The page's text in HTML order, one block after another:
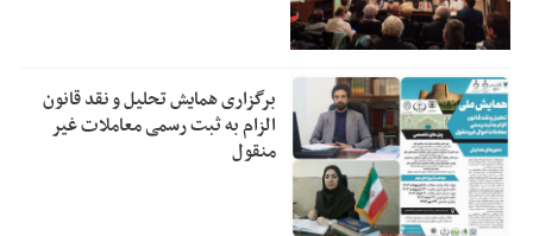
برگزاری همایش تحلیل و نقد قانون
الزام به ثبت رسمی معاملات غیر
منقول